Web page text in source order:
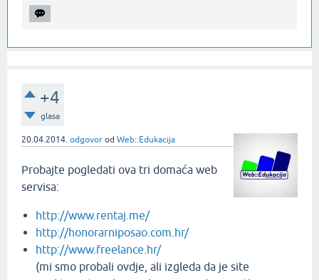
+4
glasa
20.04.2014. odgovor od Web::Edukacija
Probajte pogledati ova tri domaća web
servisa:
http://www.rentaj.me/
http://honorarniposao.com.hr/
http://www.freelance.hr/
(mi smo probali ovdje, ali izgleda da je site